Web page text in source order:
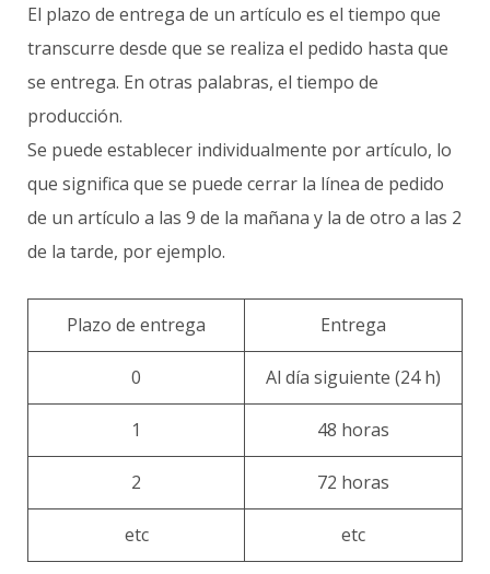
El plazo de entrega de un artículo es el tiempo que
transcurre desde que se realiza el pedido hasta que
se entrega. En otras palabras, el tiempo de
producción.
Se puede establecer individualmente por artículo, lo
que significa que se puede cerrar la línea de pedido
de un artículo a las 9 de la mañana y la de otro a las 2
de la tarde, por ejemplo.
Plazo de entrega Entrega
0 Al día siguiente (24 h)
1 48 horas
2 72 horas
etc etc